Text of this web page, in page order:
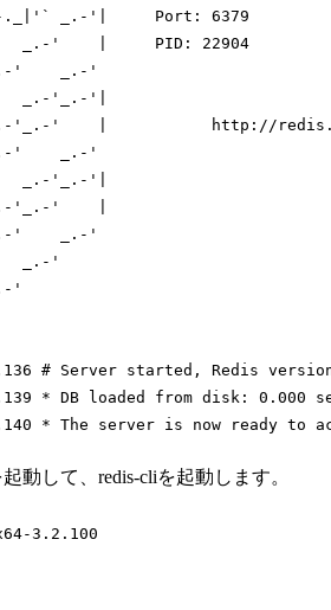
` _.- '|     Port: 6379
_.-'
    |     PID: 22904
'    _.-'
_.-' _.- '|
'
_.- '    |           http://
'    _.-'
_.-' _.- '|
'
_.- '    |
'    _.-'
_.-'
'
# Server started, Redis
* DB loaded from disk: 0.000
* The server is now ready to
動して、redis-cliを起動します。
3.2.100